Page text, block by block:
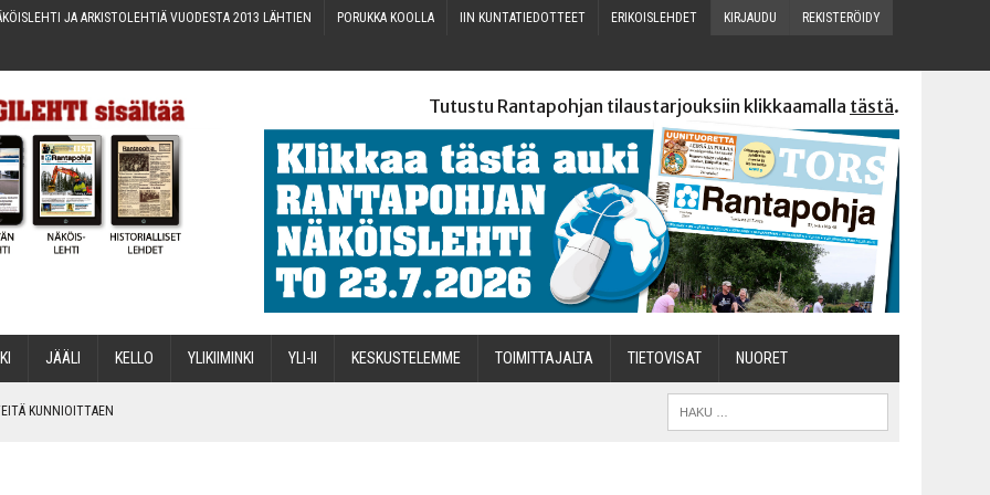
JA ARKIS­TO­LEH­TIÄ VUO­DES­TA 2013 LÄHTIEN PORUK­KA KOOLLA IIN KUN­TA­TIE­DOT­TEET ERI­KOIS­LEH­DET KIR­JAU­DU REKIS­TE­RÖI­DY
Tutustu Rantapohjan tilaustarjouksiin klikkaamalla tästä.
JÄÄ­LI KEL­LO YLI­KII­MIN­KI YLI-II KES­KUS­TE­LEM­ME TOI­MIT­TA­JAL­TA TIETOVISAT NUO­RET
KUNNIOITTAEN